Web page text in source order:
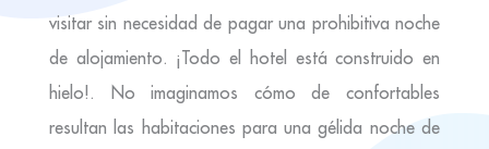
visitar sin necesidad de pagar una prohibitiva noche
de alojamiento. ¡Todo el hotel está construido en
hielo!. No imaginamos cómo de confortables
resultan las habitaciones para una gélida noche de